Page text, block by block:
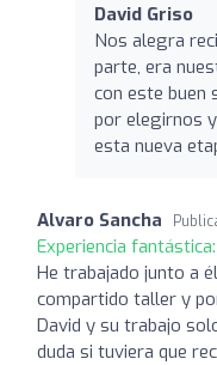
David Griso
Nos alegra
parte, era
con este buen
por elegirnos
esta nueva
Alvaro Sancha
Experiencia fantástica:
He trabajado junto a
compartido taller y
David y su trabajo
duda si tuviera que